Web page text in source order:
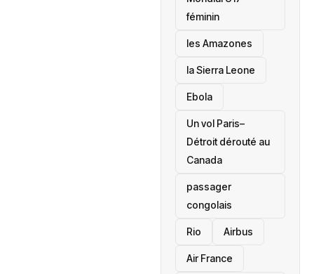
féminin
les Amazones
la Sierra Leone
‎Ebola
Un vol Paris–
Détroit dérouté au
Canada
passager
congolais
Rio Airbus
Air France